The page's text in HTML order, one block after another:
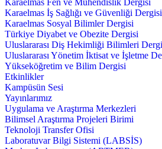
Karaelmas Fen ve Mühendislik Dergisi
Karaelmas İş Sağlığı ve Güvenliği Dergisi
Karaelmas Sosyal Bilimler Dergisi
Türkiye Diyabet ve Obezite Dergisi
Uluslararası Diş Hekimliği Bilimleri
Uluslararası Yönetim İktisat ve İşletme
Yükseköğretim ve Bilim Dergisi
Etkinlikler
Kampüsün Sesi
Yayınlarımız
Uygulama ve Araştırma Merkezleri
Bilimsel Araştırma Projeleri Birimi
Teknoloji Transfer Ofisi
Laboratuvar Bilgi Sistemi (LABSİS)